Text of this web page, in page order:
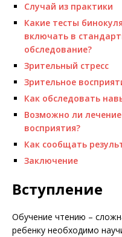
Случай из практики
Какие тесты
включать в
обследование?
Зрительный стресс
Зрительное
Как обследовать
Возможно ли
восприятия?
Как сообщать
Заключение
Вступление
Обучение чтению –
ребенку необходимо